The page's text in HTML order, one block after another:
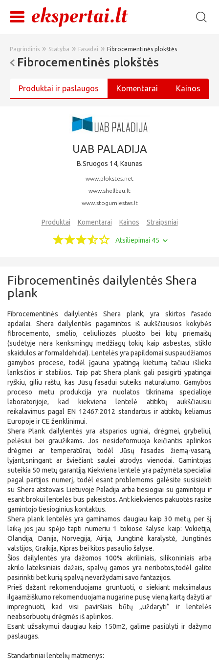
Pagrindinis » Statyba » Fasadai » Fibrocementinės plokštės
Fibrocementinės plokštės
Produktai ir paslaugos Komentarai Kainos
UAB PALADIJA
B.Sruogos 14, Kaunas
www.plokstes.net
www.shellbau.lt
www.stogumiestas.lt
Produktai Komentarai Kainos Straipsniai
Atsiliepimai 45
Fibrocementinės dailylentės Shera
plank
Fibrocementinės dailylentės Shera plank, yra skirtos fasado
apdailai. Shera dailylentės pagamintos iš aukščiausios kokybės
fibrocemento, smėlio, celiuliozės pluošto bei kitų priemaišų
(sudėtyje nėra kenksmingų medžiagų tokių kaip asbestas, stiklo
skaidulos ar formaldehidai). Lentelės yra papildomai suspaudžiamos
gamybos procese, todėl įgauna ypatingą kietumą tačiau išlieka
lanksčios ir stabilios. Taip pat Shera plank gali pasigirti ypatingai
ryškiu, giliu raštu, kas Jūsų fasadui suteiks natūralumo. Gamybos
proceso metu produkcija yra nuolatos tikrinama specialioje
laboratorijoje, kad kiekviena lentelė atitiktų aukščiausiu
reikalavimus pagal EN 12467:2012 standartus ir atitiktų keliamus
Europoje ir CE ženklinimui.
Shera Plank dailylentės yra atsparios ugniai, drėgmei, grybeliui,
pelėsiui bei graužikams. Jos nesideformuoja keičiantis aplinkos
drėgmei ar temperatūrai, todėl Jūsų fasadas žiemą-vasarą,
lyjant,sningant ar šviečiant saulei atrodys vienodai. Gamintojas
suteikia 50 metų garantiją. Kiekviena lentelė yra pažymėta specialiai
pagal partijos numerį, todėl esant problemoms galėsite susisiekti
su Shera atstovais Lietuvoje Paladija arba tiesiogiai su gamintoju ir
esant brokui lentelės bus pakeistos. Ant kiekvienos pakuotės rasite
gamintojo tiesioginius kontaktus.
Shera plank lentelės yra gaminamos daugiau kaip 30 metų, per šį
laiką jos jau spėjo tapti numeriu 1 tokiose šalyse kaip: Vokietija,
Olandija, Danija, Norvegija, Airija, Jungtinė karalystė, Jungtinės
valstijos, Graikija, Kipras bei kitos pasaulio šalyse.
Šios dailylentės yra dažomos 100% akriliniais, silikoniniais arba
akrilo lateksiniais dažais, spalvų gamos yra neribotos,todėl galite
pasirinkti bet kurią spalvą nevaržydami savo fantazijos.
Prieš dažant rekomenduojama gruntuoti, o siekiant maksimalaus
ilgaamžiškumo rekomenduojama nugarine pusę vieną kartą dažyti ar
impregnuoti, kad visi paviršiais būtų „uždaryti“ ir lentelės
neabsorbuotų drėgmės iš aplinkos.
Esant užsakymui daugiau kaip 150m2, galime pasiūlyti ir dažymo
paslaugas.
Standartiniai lentelių matmenys: